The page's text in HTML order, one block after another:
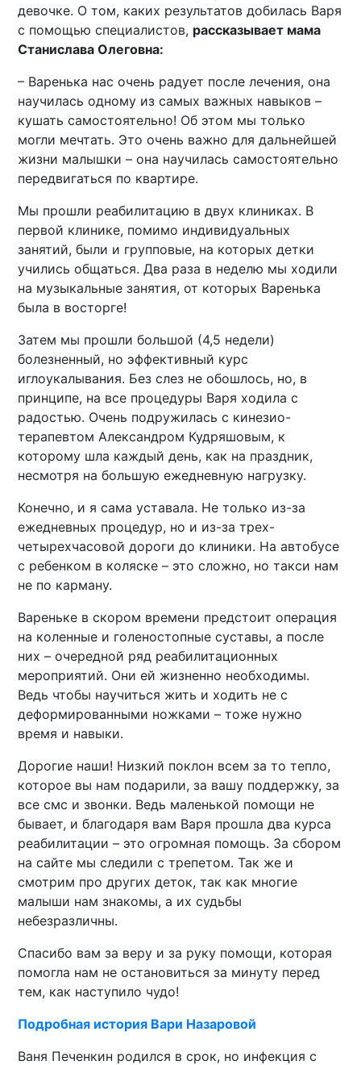
девочке. О том, каких результатов добилась Варя
с помощью специалистов, рассказывает мама
Станислава Олеговна:
– Варенька нас очень радует после лечения, она
научилась одному из самых важных навыков –
кушать самостоятельно! Об этом мы только
могли мечтать. Это очень важно для дальнейшей
жизни малышки – она научилась самостоятельно
передвигаться по квартире.
Мы прошли реабилитацию в двух клиниках. В
первой клинике, помимо индивидуальных
занятий, были и групповые, на которых детки
учились общаться. Два раза в неделю мы ходили
на музыкальные занятия, от которых Варенька
была в восторге!
Затем мы прошли большой (4,5 недели)
болезненный, но эффективный курс
иглоукалывания. Без слез не обошлось, но, в
принципе, на все процедуры Варя ходила с
радостью. Очень подружилась с кинезио-
терапевтом Александром Кудряшовым, к
которому шла каждый день, как на праздник,
несмотря на большую ежедневную нагрузку.
Конечно, и я сама уставала. Не только из-за
ежедневных процедур, но и из-за трех-
четырехчасовой дороги до клиники. На автобусе
с ребенком в коляске – это сложно, но такси нам
не по карману.
Вареньке в скором времени предстоит операция
на коленные и голеностопные суставы, а после
них – очередной ряд реабилитационных
мероприятий. Они ей жизненно необходимы.
Ведь чтобы научиться жить и ходить не с
деформированными ножками – тоже нужно
время и навыки.
Дорогие наши! Низкий поклон всем за то тепло,
которое вы нам подарили, за вашу поддержку, за
все смс и звонки. Ведь маленькой помощи не
бывает, и благодаря вам Варя прошла два курса
реабилитации – это огромная помощь. За сбором
на сайте мы следили с трепетом. Так же и
смотрим про других деток, так как многие
малыши нам знакомы, а их судьбы
небезразличны.
Спасибо вам за веру и за руку помощи, которая
помогла нам не остановиться за минуту перед
тем, как наступило чудо!
Подробная история Вари Назаровой
Ваня Печенкин родился в срок, но инфекция с